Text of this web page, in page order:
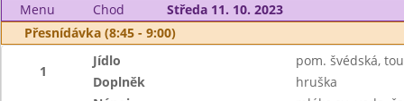
Menu
Chod
Středa 11. 10. 2023
Přesnídávka (8:45 - 9:00)
1
Jídlo
pom. švédská,
Doplněk
hruška